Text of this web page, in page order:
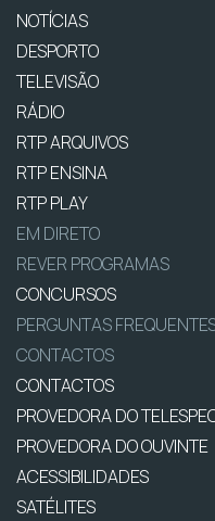
NOTÍCIAS
DESPORTO
TELEVISÃO
RÁDIO
RTP ARQUIVOS
RTP ENSINA
RTP PLAY
EM DIRETO
REVER PROGRAMAS
CONCURSOS
PERGUNTAS
CONTACTOS
CONTACTOS
PROVEDORA DO
PROVEDORA DO OUVINTE
ACESSIBILIDADES
SATÉLITES